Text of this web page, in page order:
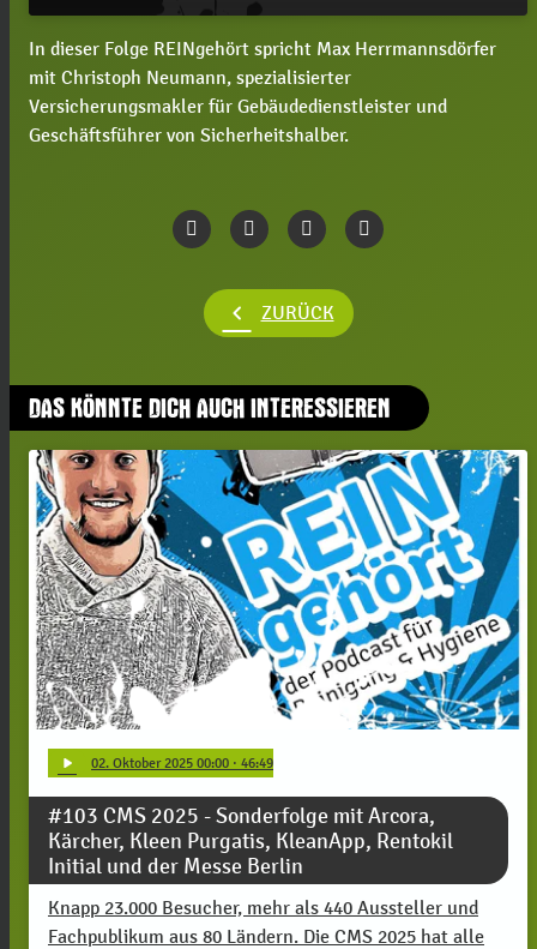
play_arrow #41 REINgehört mit Christoph Neumann: Der
Arbeitsmarkt der Zukunft, Teil 3
00:00
In dieser Folge REINgehört spricht Max Herrmannsdörfer
mit Christoph Neumann, spezialisierter
Versicherungsmakler für Gebäudedienstleister und
Geschäftsführer von Sicherheitshalber.
chevron_left ZURÜCK
DAS KÖNNTE DICH AUCH INTERESSIEREN
play_arrow 02. Oktober 2025 00:00 · 46:49
#103 CMS 2025 - Sonderfolge mit Arcora,
Kärcher, Kleen Purgatis, KleanApp, Rentokil
Initial und der Messe Berlin
Knapp 23.000 Besucher, mehr als 440 Aussteller und
Fachpublikum aus 80 Ländern. Die CMS 2025 hat alle